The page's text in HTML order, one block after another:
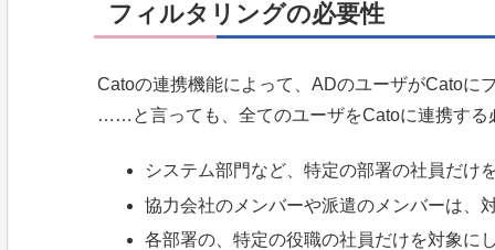
フィルタリングの必要性
Catoの連携機能によって、ADのユーザがCatoに
……と言っても、全てのユーザをCatoに連携する
システム部門など、特定の部署の社員だけ
協力会社のメンバーや派遣のメンバーは、
各部署の、特定の役職の社員だけを対象に